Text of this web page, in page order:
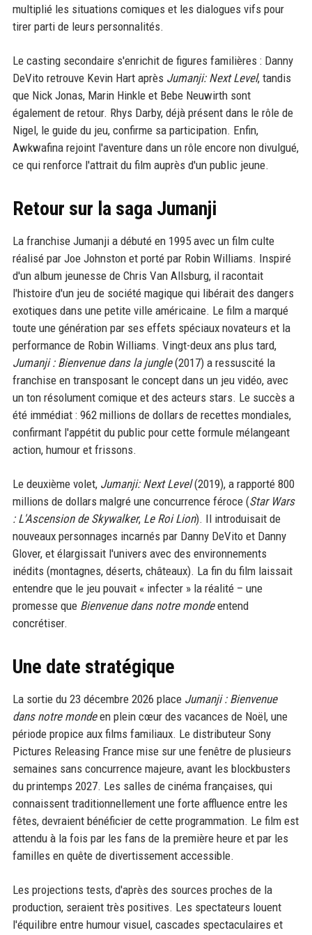
multiplié les situations comiques et les dialogues vifs pour
tirer parti de leurs personnalités.
Le casting secondaire s'enrichit de figures familières : Danny
DeVito retrouve Kevin Hart après Jumanji: Next Level, tandis
que Nick Jonas, Marin Hinkle et Bebe Neuwirth sont
également de retour. Rhys Darby, déjà présent dans le rôle de
Nigel, le guide du jeu, confirme sa participation. Enfin,
Awkwafina rejoint l'aventure dans un rôle encore non divulgué,
ce qui renforce l'attrait du film auprès d'un public jeune.
Retour sur la saga Jumanji
La franchise Jumanji a débuté en 1995 avec un film culte
réalisé par Joe Johnston et porté par Robin Williams. Inspiré
d'un album jeunesse de Chris Van Allsburg, il racontait
l'histoire d'un jeu de société magique qui libérait des dangers
exotiques dans une petite ville américaine. Le film a marqué
toute une génération par ses effets spéciaux novateurs et la
performance de Robin Williams. Vingt-deux ans plus tard,
Jumanji : Bienvenue dans la jungle(2017) a ressuscité la
franchise en transposant le concept dans un jeu vidéo, avec
un ton résolument comique et des acteurs stars. Le succès a
été immédiat : 962 millions de dollars de recettes mondiales,
confirmant l'appétit du public pour cette formule mélangeant
action, humour et frissons.
Le deuxième volet, Jumanji: Next Level(2019), a rapporté 800
millions de dollars malgré une concurrence féroce (Star Wars
: L'Ascension de Skywalker, Le Roi Lion). Il introduisait de
nouveaux personnages incarnés par Danny DeVito et Danny
Glover, et élargissait l'univers avec des environnements
inédits (montagnes, déserts, châteaux). La fin du film laissait
entendre que le jeu pouvait « infecter » la réalité – une
promesse que Bienvenue dans notre mondeentend
concrétiser.
Une date stratégique
La sortie du 23 décembre 2026 place Jumanji : Bienvenue
dans notre mondeen plein cœur des vacances de Noël, une
période propice aux films familiaux. Le distributeur Sony
Pictures Releasing France mise sur une fenêtre de plusieurs
semaines sans concurrence majeure, avant les blockbusters
du printemps 2027. Les salles de cinéma françaises, qui
connaissent traditionnellement une forte affluence entre les
fêtes, devraient bénéficier de cette programmation. Le film est
attendu à la fois par les fans de la première heure et par les
familles en quête de divertissement accessible.
Les projections tests, d'après des sources proches de la
production, seraient très positives. Les spectateurs louent
l'équilibre entre humour visuel, cascades spectaculaires et